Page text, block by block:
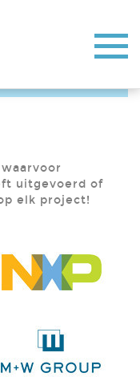
uitgevoerd of
elk project!